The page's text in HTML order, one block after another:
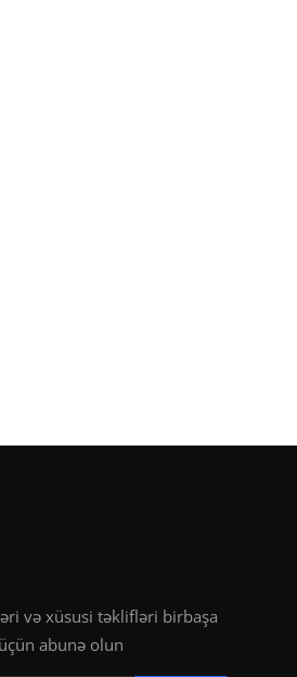
və xüsusi təklifləri birbaşa
abunə olun